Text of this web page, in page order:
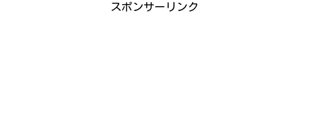
スポンサーリンク